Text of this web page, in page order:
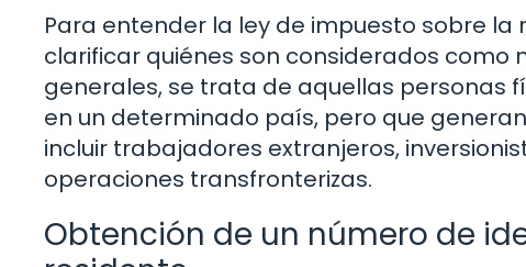
Para entender la ley de impuesto sobre
clarificar quiénes son considerados como
generales, se trata de aquellas personas
en un determinado país, pero que
incluir trabajadores extranjeros,
operaciones transfronterizas.
Obtención de un número de